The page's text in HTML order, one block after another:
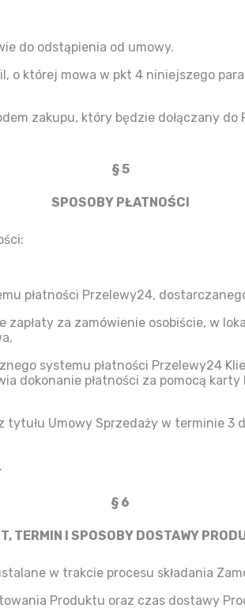
do odstąpienia od umowy.
o której mowa w pkt 4 niniejszego
zakupu, który będzie dołączany do
§ 5
SPOSOBY PŁATNOŚCI
płatności Przelewy24,
za zamówienie osobiście, w
systemu płatności Przelewy24
dokonanie płatności za pomocą
Umowy Sprzedaży w terminie
§ 6
TERMIN I SPOSOBY DOSTAWY
w trakcie procesu składania
Produktu oraz czas dostawy